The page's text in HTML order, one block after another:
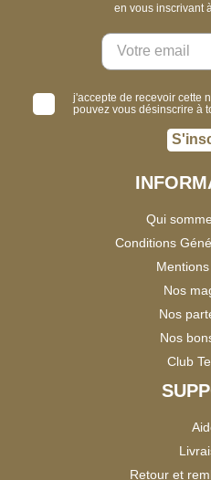
en vous inscrivant
j'accepte de recevoir cette
pouvez vous désinscrire à
Qui
Conditions
Nos
Nos
Nos
Club
Retour et